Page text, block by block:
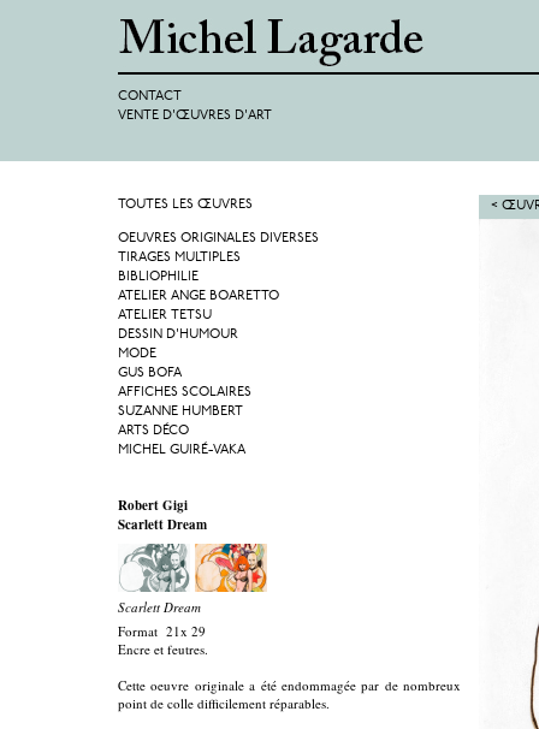
CONTACT
VENTE D'ŒUVRES D'ART
<
TOUTES LES ŒUVRES
OEUVRES ORIGINALES DIVERSES
TIRAGES MULTIPLES
BIBLIOPHILIE
ATELIER ANGE BOARETTO
ATELIER TETSU
DESSIN D'HUMOUR
MODE
GUS BOFA
AFFICHES SCOLAIRES
SUZANNE HUMBERT
ARTS DÉCO
MICHEL GUIRÉ-VAKA
Robert Gigi
Scarlett Dream
Scarlett Dream
Format 21x 29
Encre et feutres.
Cette oeuvre originale a été endommagée par de nombreux
point de colle difficilement réparables.